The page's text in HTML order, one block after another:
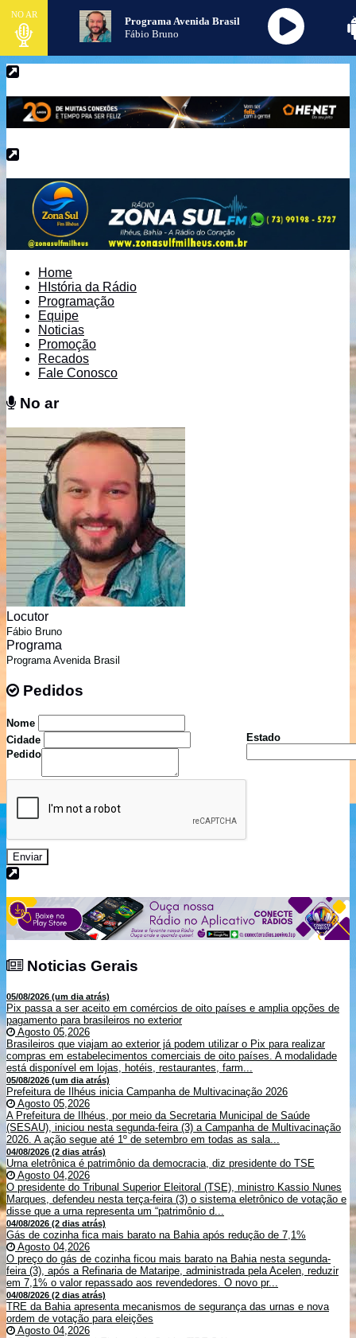
NO AR
Programa Avenida Brasil
Fábio Bruno
Home
HIstória da Rádio
Programação
Equipe
Noticias
Promoção
Recados
Fale Conosco
No ar
Locutor
Fábio Bruno
Programa
Programa Avenida Brasil
Pedidos
Nome
Cidade
Estado
Pedido
Enviar
Noticias Gerais
05/08/2026 (um dia atrás)
Pix passa a ser aceito em comércios de oito países e amplia opções de
pagamento para brasileiros no exterior
Agosto 05,2026
Brasileiros que viajam ao exterior já podem utilizar o Pix para realizar
compras em estabelecimentos comerciais de oito países. A modalidade
está disponível em lojas, hotéis, restaurantes, farm...
05/08/2026 (um dia atrás)
Prefeitura de Ilhéus inicia Campanha de Multivacinação 2026
Agosto 05,2026
A Prefeitura de Ilhéus, por meio da Secretaria Municipal de Saúde
(SESAU), iniciou nesta segunda-feira (3) a Campanha de Multivacinação
2026. A ação segue até 1º de setembro em todas as sala...
04/08/2026 (2 dias atrás)
Urna eletrônica é patrimônio da democracia, diz presidente do TSE
Agosto 04,2026
O presidente do Tribunal Superior Eleitoral (TSE), ministro Kassio Nunes
Marques, defendeu nesta terça-feira (3) o sistema eletrônico de votação e
disse que a urna representa um “patrimônio d...
04/08/2026 (2 dias atrás)
Gás de cozinha fica mais barato na Bahia após redução de 7,1%
Agosto 04,2026
O preço do gás de cozinha ficou mais barato na Bahia nesta segunda-
feira (3), após a Refinaria de Mataripe, administrada pela Acelen, reduzir
em 7,1% o valor repassado aos revendedores. O novo pr...
04/08/2026 (2 dias atrás)
TRE da Bahia apresenta mecanismos de segurança das urnas e nova
ordem de votação para eleições
Agosto 04,2026